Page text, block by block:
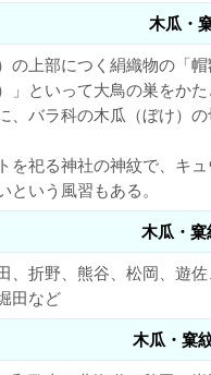
木瓜・
の上部につく絹織物の「
」といって大鳥の巣をか
、バラ科の木瓜（ぼけ）
を祀る神社の神紋で、キ
いう風習もある。
木瓜・
、折野、熊谷、松岡、遊
田など
木瓜・窠